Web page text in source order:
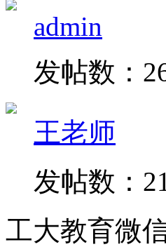
admin
发帖数：
王老师
发帖数：
工大教育微